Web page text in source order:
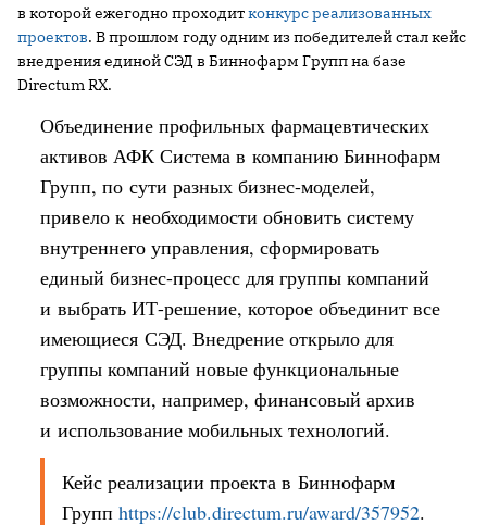
в которой ежегодно проходитконкурс реализованных
проектов. В прошлом году одним из победителей стал кейс
внедрения единой СЭД в Биннофарм Групп на базе
Directum RX.
Объединение профильных фармацевтических
активов АФК Система в компанию Биннофарм
Групп, по сути разных бизнес-моделей,
привело к необходимости обновить систему
внутреннего управления, сформировать
единый бизнес-процесс для группы компаний
и выбрать ИТ-решение, которое объединит все
имеющиеся СЭД. Внедрение открыло для
группы компаний новые функциональные
возможности, например, финансовый архив
и использование мобильных технологий.
Кейс реализации проекта в Биннофарм
Групп https://club.directum.ru/award/357952.